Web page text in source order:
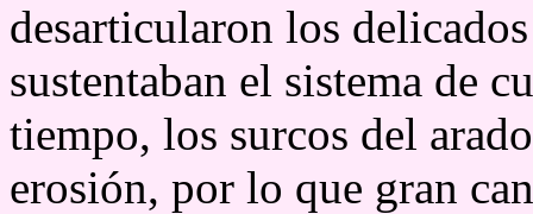
desarticularon los
sustentaban el sistema de
tiempo, los surcos del
erosión, por lo que gran